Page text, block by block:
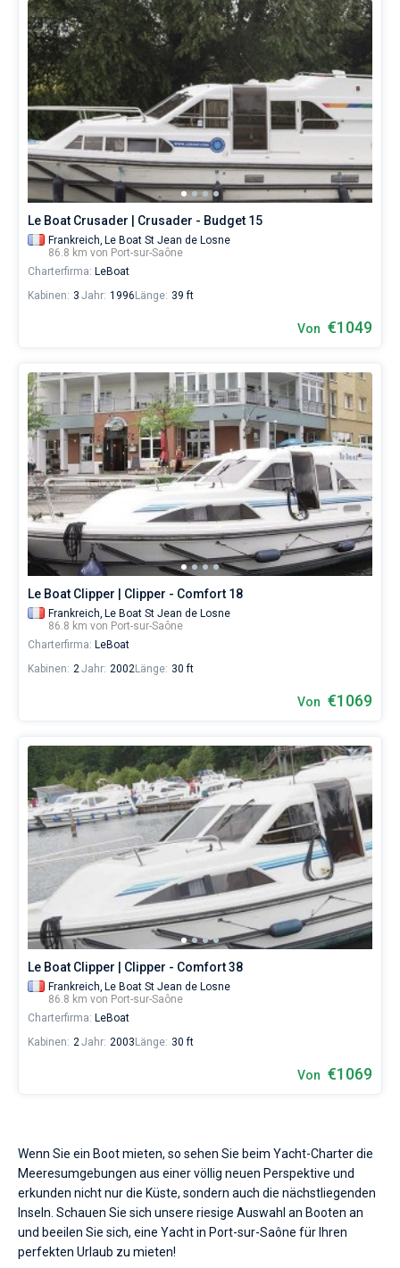
Le Boat Crusader | Crusader - Budget 15
Frankreich, Le Boat St Jean de Losne
86.8 km von Port-sur-Saône
Charterfirma: LeBoat
Kabinen: 3 Jahr: 1996 Länge: 39 ft
Von €1049
Le Boat Clipper | Clipper - Comfort 18
Frankreich, Le Boat St Jean de Losne
86.8 km von Port-sur-Saône
Charterfirma: LeBoat
Kabinen: 2Jahr: 2002Länge: 30 ft
Von €1069
Le Boat Clipper | Clipper - Comfort 38
Frankreich, Le Boat St Jean de Losne
86.8 km von Port-sur-Saône
Charterfirma: LeBoat
Kabinen: 2Jahr: 2003 Länge: 30 ft
Von €1069
Wenn Sie ein Boot mieten, so sehen Sie beim Yacht-Charter die
Meeresumgebungen aus einer völlig neuen Perspektive und
erkunden nicht nur die Küste, sondern auch die nächstliegenden
Inseln. Schauen Sie sich unsere riesige Auswahl an Booten an
und beeilen Sie sich, eine Yacht in Port-sur-Saône für Ihren
perfekten Urlaub zu mieten!